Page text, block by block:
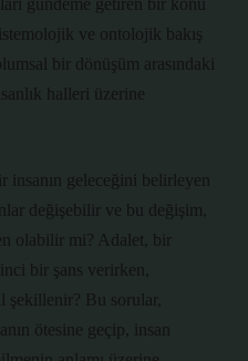
gündeme getiren bir konu
ve ontolojik bakış
bir dönüşüm arasındaki
halleri üzerine
geleceğini belirleyen
değişebilir ve bu değişim,
olabilir mi? Adalet, bir
bir şans verirken,
şekillenir? Bu sorular,
ötesine geçip, insan